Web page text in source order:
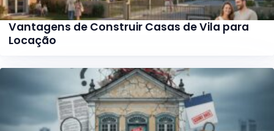
Vantagens de Construir Casas de Vila para
Locação